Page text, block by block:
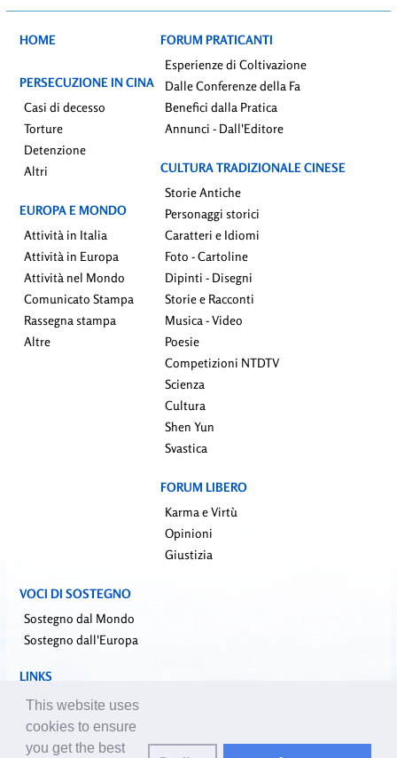
HOME
PERSECUZIONE IN CINA
Casi di decesso
Torture
Detenzione
Altri
EUROPA E MONDO
Attività in Italia
Attività in Europa
Attività nel Mondo
Comunicato Stampa
Rassegna stampa
Altre
FORUM PRATICANTI
Esperienze di Coltivazione
Dalle Conferenze della Fa
Benefici dalla Pratica
Annunci - Dall'Editore
CULTURA TRADIZIONALE CINESE
Storie Antiche
Personaggi storici
Caratteri e Idiomi
Foto - Cartoline
Dipinti - Disegni
Storie e Racconti
Musica - Video
Poesie
Competizioni NTDTV
Scienza
Cultura
Shen Yun
Svastica
FORUM LIBERO
Karma e Virtù
Opinioni
Giustizia
VOCI DI SOSTEGNO
Sostegno dal Mondo
Sostegno dall'Europa
LINKS
falundafa.org (it)
faluninfo.net
minghui.org (en)
This website uses
cookies to ensure
you get the best